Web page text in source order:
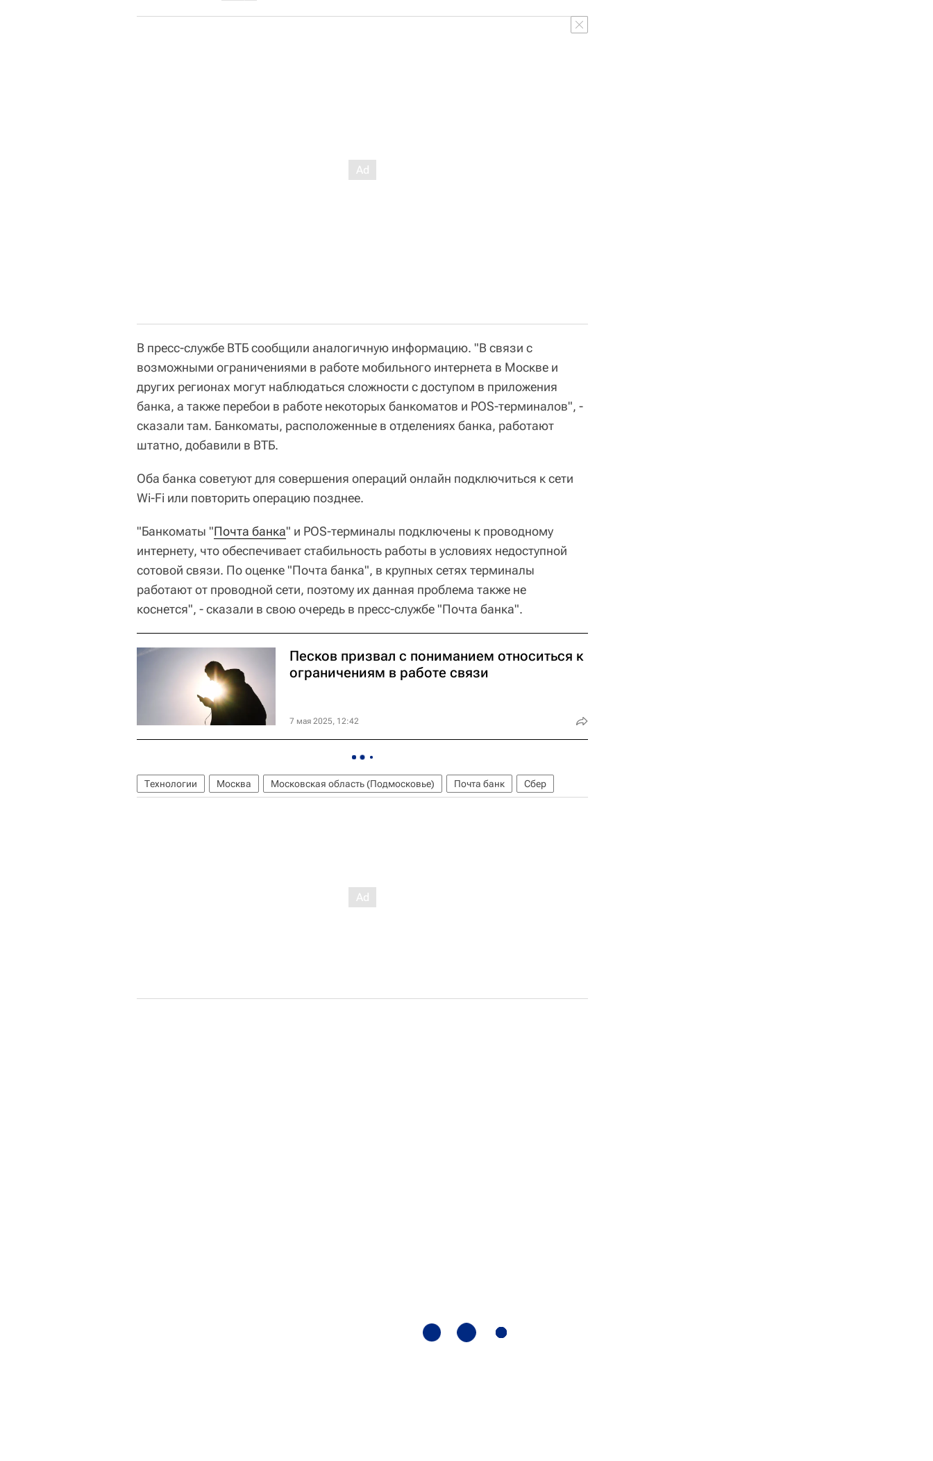
В пресс-службе ВТБ сообщили аналогичную информацию. "В связи с
возможными ограничениями в работе мобильного интернета в Москве и
других регионах могут наблюдаться сложности с доступом в приложения
банка, а также перебои в работе некоторых банкоматов и POS-терминалов", -
сказали там. Банкоматы, расположенные в отделениях банка, работают
штатно, добавили в ВТБ.
Оба банка советуют для совершения операций онлайн подключиться к сети
Wi-Fi или повторить операцию позднее.
"Банкоматы "Почта банка" и POS-терминалы подключены к проводному
интернету, что обеспечивает стабильность работы в условиях недоступной
сотовой связи. По оценке "Почта банка", в крупных сетях терминалы
работают от проводной сети, поэтому их данная проблема также не
коснется", - сказали в свою очередь в пресс-службе "Почта банка".
Песков призвал с пониманием относиться к
ограничениям в работе связи
7 мая 2025, 12:42
Технологии Москва Московская область (Подмосковье) Почта банк Сбер